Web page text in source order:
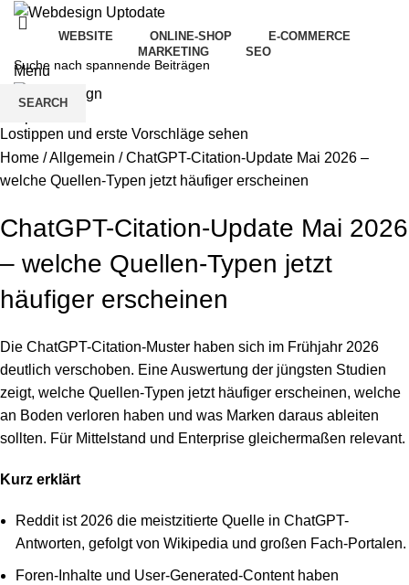
WEBSITE ONLINE-SHOP
E-COMMERCE
MARKETING
SEO
Menu
Home /Allgemein /ChatGPT-Citation-Update Mai 2026 –
welche Quellen-Typen jetzt häufiger erscheinen
ChatGPT-Citation-Update Mai 2026
– welche Quellen-Typen jetzt
häufiger erscheinen
Die ChatGPT-Citation-Muster haben sich im Frühjahr 2026
deutlich verschoben. Eine Auswertung der jüngsten Studien
zeigt, welche Quellen-Typen jetzt häufiger erscheinen, welche
an Boden verloren haben und was Marken daraus ableiten
sollten. Für Mittelstand und Enterprise gleichermaßen relevant.
Kurz erklärt
Reddit ist 2026 die meistzitierte Quelle in ChatGPT-
Antworten, gefolgt von Wikipedia und großen Fach-Portalen.
Foren-Inhalte und User-Generated-Content haben
SEARCH
Lostippen und erste Vorschläge sehen